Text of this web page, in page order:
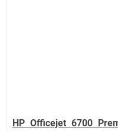
HP Officejet 6700